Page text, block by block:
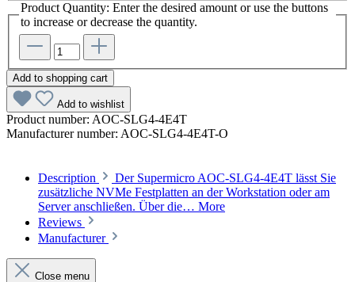
Product Quantity: Enter the desired amount or use the buttons
to increase or decrease the quantity.
Add to shopping cart
Add to wishlist
Product number: AOC-SLG4-4E4T
Manufacturer number: AOC-SLG4-4E4T-O
Description
Der Supermicro AOC-SLG4-4E4T lässt Sie
zusätzliche NVMe Festplatten an der Workstation oder am
Server anschließen. Über die… More
Reviews
Manufacturer
Close menu